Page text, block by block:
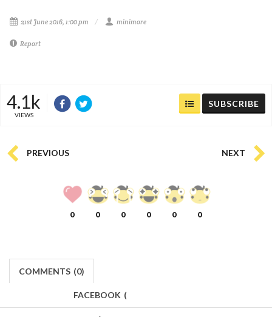
21st June 2016, 1:00 pm minimore
Report
4.1k
VIEWS
SUBSCRIBE
PREVIOUS NEXT
0 0 0 0 0 0
COMMENTS (0)
FACEBOOK (